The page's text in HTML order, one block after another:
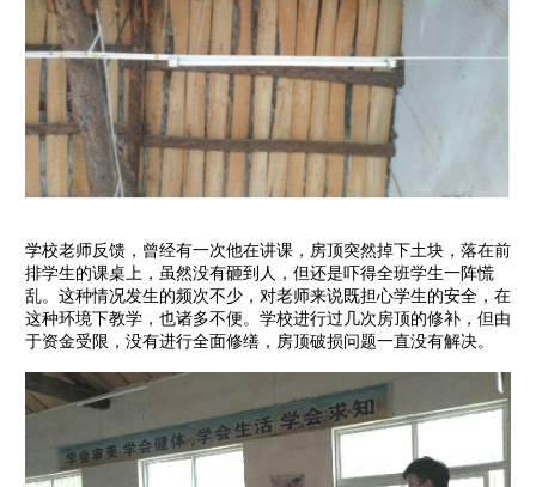
学校老师反馈，曾经有一次他在讲课，房顶突然掉下土块，落在前
排学生的课桌上，虽然没有砸到人，但还是吓得全班学生一阵慌
乱。这种情况发生的频次不少，对老师来说既担心学生的安全，在
这种环境下教学，也诸多不便。学校进行过几次房顶的修补，但由
于资金受限，没有进行全面修缮，房顶破损问题一直没有解决。